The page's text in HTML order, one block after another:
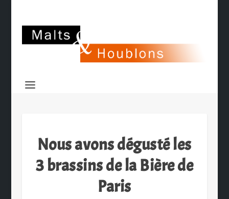
Nous avons dégusté les
3 brassins de la Bière de
Paris